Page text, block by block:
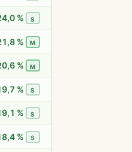
% S
% M
% M
% S
% S
% S